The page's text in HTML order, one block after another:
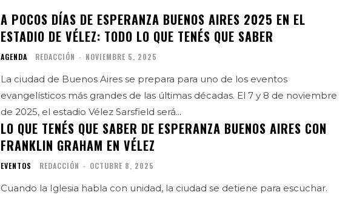
A POCOS DÍAS DE ESPERANZA BUENOS AIRES 2025 EN EL
ESTADIO DE VÉLEZ: TODO LO QUE TENÉS QUE SABER
AGENDA REDACCIÓN - NOVIEMBRE 5, 2025
La ciudad de Buenos Aires se prepara para uno de los eventos
evangelísticos más grandes de las últimas décadas. El 7 y 8 de noviembre
de 2025, el estadio Vélez Sarsfield será...
LO QUE TENÉS QUE SABER DE ESPERANZA BUENOS AIRES CON
FRANKLIN GRAHAM EN VÉLEZ
EVENTOS REDACCIÓN - OCTUBRE 8, 2025
Cuando la Iglesia habla con unidad, la ciudad se detiene para escuchar.